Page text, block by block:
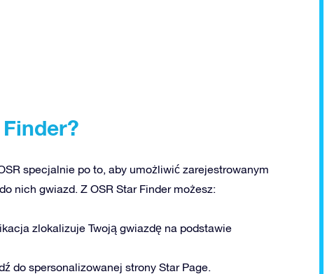
specjalnie po to, aby umożliwić zarejestrowanym
nich gwiazd. Z OSR Star Finder możesz:
zlokalizuje Twoją gwiazdę na podstawie
do spersonalizowanej strony Star Page.